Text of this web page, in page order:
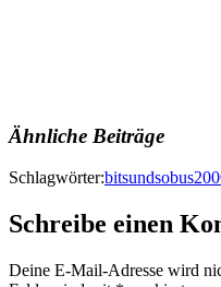
Ähnliche Beiträge
Schlagwörter:bitsundsobus200
Schreibe einen
Deine E-Mail-Adresse wird